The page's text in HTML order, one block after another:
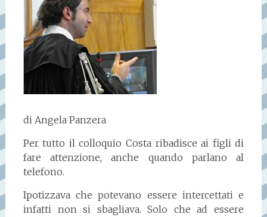
di Angela Panzera
Per tutto il colloquio Costa ribadisce ai figli di
fare attenzione, anche quando parlano al
telefono.
Ipotizzava che potevano essere intercettati e
infatti non si sbagliava. Solo che ad essere